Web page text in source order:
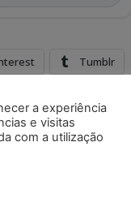
Tumblr
a experiência
e visitas
com a utilização